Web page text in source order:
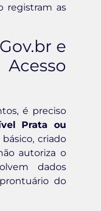
registram as
e
é preciso
Prata ou
criado
autoriza o
dados
do